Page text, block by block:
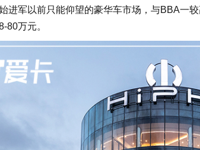
进军以前只能仰望的豪华车市场，与BBA一
80万元。